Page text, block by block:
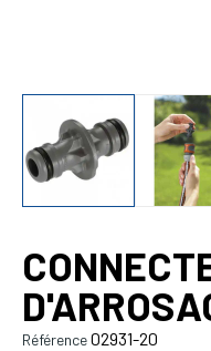
Référence02931-20